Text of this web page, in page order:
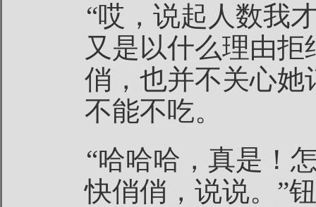
“哎，说起人数我
又是以什么理由
俏，也并不关心她
不能不吃。
“哈哈哈，真是！
快俏俏，说说。”